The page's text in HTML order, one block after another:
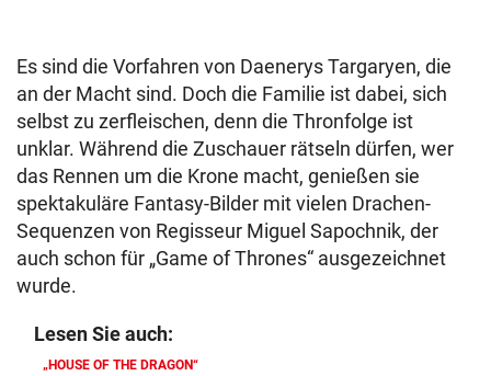
Es sind die Vorfahren von Daenerys Targaryen, die
an der Macht sind. Doch die Familie ist dabei, sich
selbst zu zerfleischen, denn die Thronfolge ist
unklar. Während die Zuschauer rätseln dürfen, wer
das Rennen um die Krone macht, genießen sie
spektakuläre Fantasy-Bilder mit vielen Drachen-
Sequenzen von Regisseur Miguel Sapochnik, der
auch schon für „Game of Thrones“ ausgezeichnet
wurde.
Lesen Sie auch:
„HOUSE OF THE DRAGON“